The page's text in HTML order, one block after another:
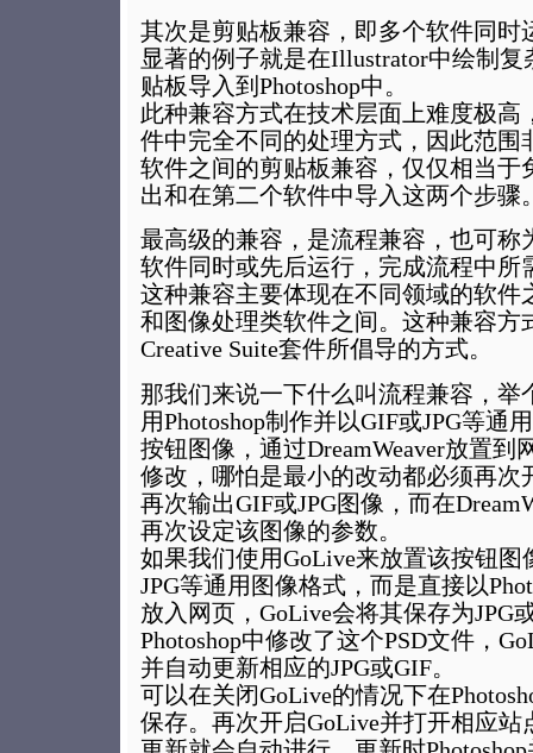
其次是剪贴板兼容，即多个软件同时
显著的例子就是在Illustrator中绘制
贴板导入到Photoshop中。
此种兼容方式在技术层面上难度极高
件中完全不同的处理方式，因此范围
软件之间的剪贴板兼容，仅仅相当于
出和在第二个软件中导入这两个步骤
最高级的兼容，是流程兼容，也可称
软件同时或先后运行，完成流程中所
这种兼容主要体现在不同领域的软件
和图像处理类软件之间。这种兼容方
Creative Suite套件所倡导的方式。
那我们来说一下什么叫流程兼容，举
用Photoshop制作并以GIF或JPG等通
按钮图像，通过DreamWeaver放置到
修改，哪怕是最小的改动都必须再次
再次输出GIF或JPG图像，而在
再次设定该图像的参数。
如果我们使用GoLive来放置该按钮图
JPG等通用图像格式，而是直接以
放入网页，GoLive会将其保存为JPG
Photoshop中修改了这个PSD文件，
并自动更新相应的JPG或GIF。
可以在关闭GoLive的情况下在
保存。再次开启GoLive并打开相应